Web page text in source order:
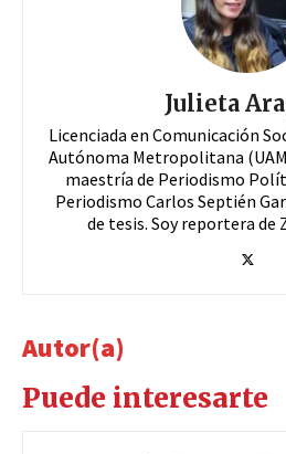
Julieta
Licenciada en Comunicación
Autónoma Metropolitana
maestría de Periodismo
Periodismo Carlos Septién
de tesis. Soy reportera de
Autor(a)
Puede interesarte